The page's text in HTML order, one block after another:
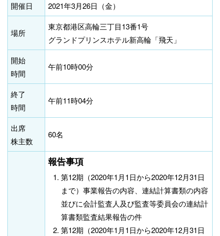
開催日 2021年3月26日（金）
場所
東京都港区高輪三丁目13番1号
グランドプリンスホテル新高輪「飛天」
開始
時間
午前10時00分
終了
時間
午前11時04分
出席
株主数
60名
報告事項
第12期（2020年1月1日から2020年12月31日
まで）事業報告の内容、連結計算書類の内容
並びに会計監査人及び監査等委員会の連結計
算書類監査結果報告の件
第12期（2020年1月1日から2020年12月31日